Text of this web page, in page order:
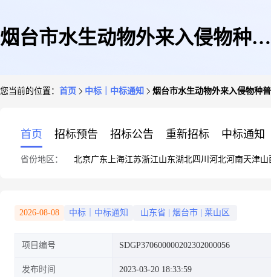
烟台市水生动物外来入侵物种普
您当前的位置： 首页 中标｜中标通知 烟台市水生动物外来入侵物种
首页 招标预告 招标公告 重新招标 中标通知
省份地区： 北京广东 上海江苏浙江山东湖北四川 河北河南天津山
2026-08-08 中标｜中标通知 山东省 烟台市 莱山区
项目编号 SDGP370600000202302000056
发布时间 2023-03-20 18:33:59